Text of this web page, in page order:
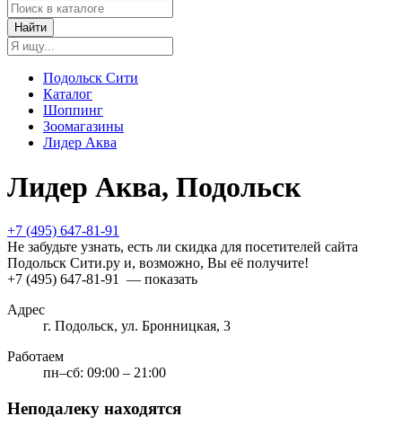
Найти
Подольск Сити
Каталог
Шоппинг
Зоомагазины
Лидер Аква
Лидер Аква, Подольск
+7 (495) 647-81-91
Не забудьте узнать, есть ли скидка для посетителей сайта
Подольск Сити.ру и, возможно, Вы её получите!
+7 (495) 647-81-91
— показать
Адрес
г. Подольск, ул. Бронницкая, 3
Работаем
пн–сб: 09:00 – 21:00
Неподалеку находятся